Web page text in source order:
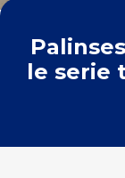
le serie